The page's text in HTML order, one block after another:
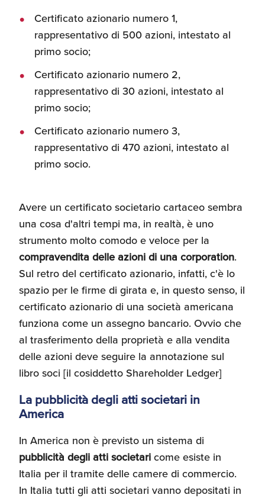
Certificato azionario numero 1,
rappresentativo di 500 azioni, intestato al
primo socio;
Certificato azionario numero 2,
rappresentativo di 30 azioni, intestato al
primo socio;
Certificato azionario numero 3,
rappresentativo di 470 azioni, intestato al
primo socio.
Avere un certificato societario cartaceo sembra
una cosa d'altri tempi ma, in realtà, è uno
strumento molto comodo e veloce per la
compravendita delle azioni di una corporation.
Sul retro del certificato azionario, infatti, c'è lo
spazio per le firme di girata e, in questo senso, il
certificato azionario di una società americana
funziona come un assegno bancario. Ovvio che
al trasferimento della proprietà e alla vendita
delle azioni deve seguire la annotazione sul
libro soci [il cosiddetto Shareholder Ledger]
La pubblicità degli atti societari in
America
In America non è previsto un sistema di
pubblicità degli atti societari come esiste in
Italia per il tramite delle camere di commercio.
In Italia tutti gli atti societari vanno depositati in